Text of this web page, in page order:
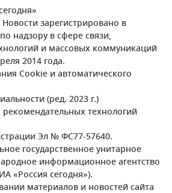
зарегистрировано в
надзору в сфере связи,
и массовых коммуникаций
2014 года.
Cookie и автоматического
(ред. 2023 г.)
технологий
Эл № ФС77-57640.
государственное унитарное
информационное агентство
«Россия сегодня»).
материалов и новостей сайта